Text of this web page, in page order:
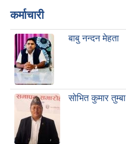
कर्माचारी
बाबु नन्दन मेहता
साेभित कुमार तुम्बा